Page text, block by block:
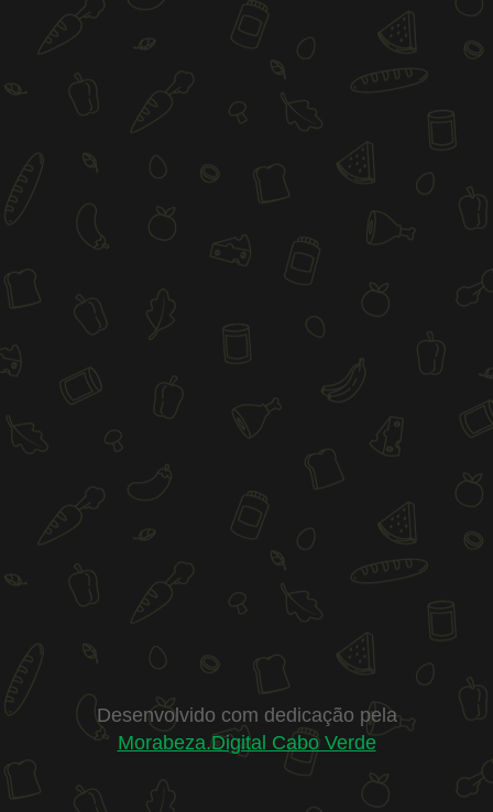
Desenvolvido com dedicação pela
Morabeza.Digital Cabo Verde